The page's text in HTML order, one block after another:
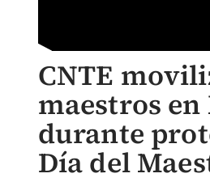
CNTE
maestros
durante
Día del